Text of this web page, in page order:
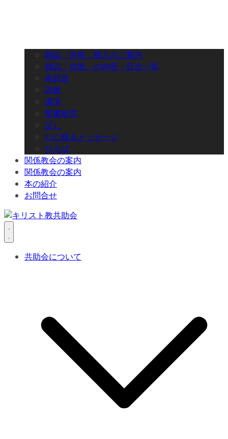
雑誌「共助」購入のご案内
雑誌「共助」の内容・目次一覧
巻頭言
説教
講演
聖書研究
証し
心に残るメッセージ
ひろば
関係教会の案内
関係教会の案内
本の紹介
お問合せ
共助会について